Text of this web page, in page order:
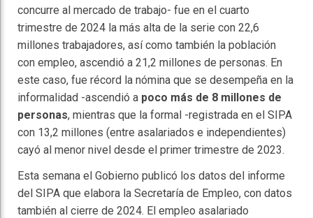
concurre al mercado de trabajo- fue en el cuarto
trimestre de 2024 la más alta de la serie con 22,6
millones trabajadores, así como también la población
con empleo, ascendió a 21,2 millones de personas. En
este caso, fue récord la nómina que se desempeña en la
informalidad -ascendió a poco más de 8 millones de
personas, mientras que la formal -registrada en el SIPA
con 13,2 millones (entre asalariados e independientes)
cayó al menor nivel desde el primer trimestre de 2023.
Esta semana el Gobierno publicó los datos del informe
del SIPA que elabora la Secretaría de Empleo, con datos
también al cierre de 2024. El empleo asalariado